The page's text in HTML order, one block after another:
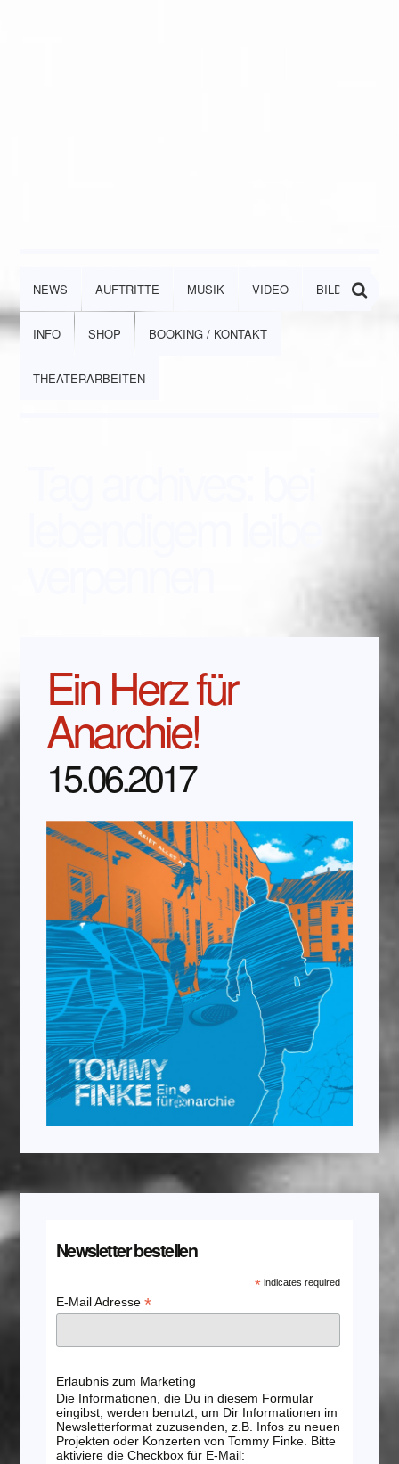
NEWS AUFTRITTE MUSIK VIDEO BILDER
INFO SHOP BOOKING / KONTAKT
THEATERARBEITEN
Ein Herz für
Anarchie!
15.06.2017
Newsletter bestellen
* indicates required
E-Mail Adresse *
Erlaubnis zum Marketing
Die Informationen, die Du in diesem Formular
eingibst, werden benutzt, um Dir Informationen im
Newsletterformat zuzusenden, z.B. Infos zu neuen
Projekten oder Konzerten von Tommy Finke. Bitte
aktiviere die Checkbox für E-Mail: